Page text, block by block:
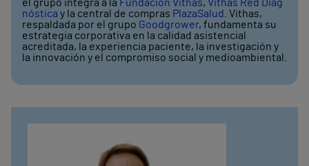
el grupo integra a la Fundación Vithas, Vithas Red Diag
nóstica y la central de compras PlazaSalud . Vithas,
respaldada por el grupo Goodgrower, fundamenta su
estrategia corporativa en la calidad asistencial
acreditada, la experiencia paciente, la investigación y
la innovación y el compromiso social y medioambiental.